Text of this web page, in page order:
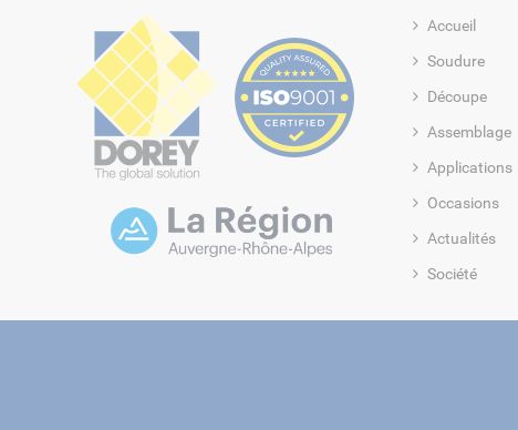
Accueil
Soudure
Découpe
Assemblage
Applications
Occasions
Actualités
Société